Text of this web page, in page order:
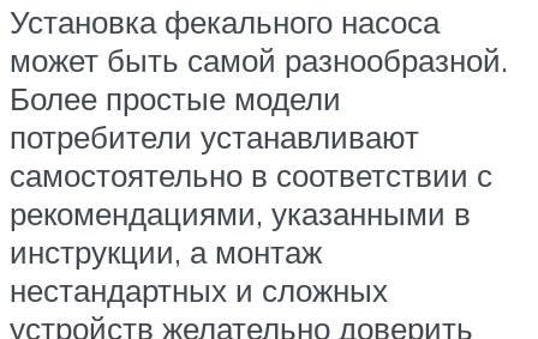
Установка фекального насоса
может быть самой разнообразной.
Более простые модели
потребители устанавливают
самостоятельно в соответствии с
рекомендациями, указанными в
инструкции, а монтаж
нестандартных и сложных
устройств желательно доверить